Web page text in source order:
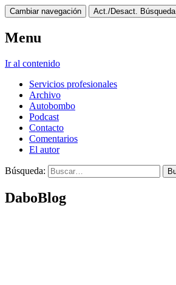
Cambiar navegación Act./Desact. Búsqueda
Menu
Ir al contenido
Servicios profesionales
Archivo
Autobombo
Podcast
Contacto
Comentarios
El autor
Búsqueda:
DaboBlog